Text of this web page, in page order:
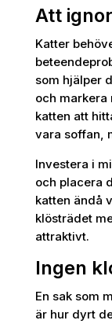
Att
Katter
som hjälper
och markera
katten att
vara soffan,
Investera i
och placera
katten ändå
klösträdet
attraktivt.
Ingen
En sak som
är hur dyrt